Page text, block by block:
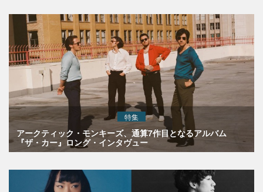
特集
アークティック・モンキーズ、通算7作目となるアルバム
『ザ・カー』ロング・インタヴュー